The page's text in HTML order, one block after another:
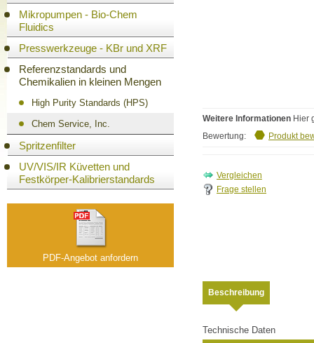
Mikropumpen - Bio-Chem
Fluidics
Presswerkzeuge - KBr und XRF
Referenzstandards und
Chemikalien in kleinen Mengen
High Purity Standards (HPS)
Chem Service, Inc.
Spritzenfilter
UV/VIS/IR Küvetten und
Festkörper-Kalibrierstandards
PDF-Angebot anfordern
Weitere Informationen Hier
Bewertung:
Produkt
Frage stellen
Beschreibung
Technische Daten